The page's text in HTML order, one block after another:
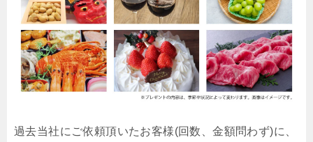
過去当社にご依頼頂いたお客様(回数、金額問わず)に、